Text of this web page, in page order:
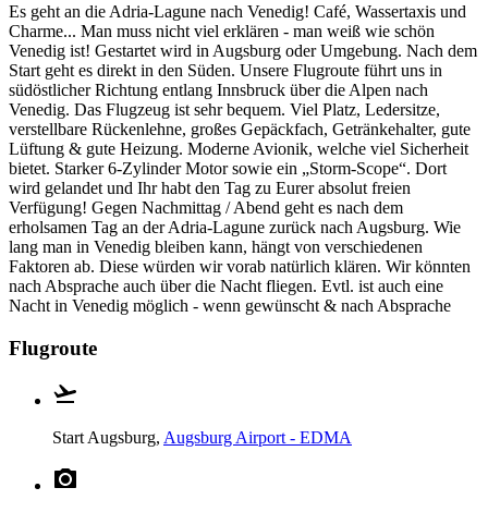
Es geht an die Adria-Lagune nach Venedig! Café, Wassertaxis und
Charme... Man muss nicht viel erklären - man weiß wie schön
Venedig ist! Gestartet wird in Augsburg oder Umgebung. Nach dem
Start geht es direkt in den Süden. Unsere Flugroute führt uns in
südöstlicher Richtung entlang Innsbruck über die Alpen nach
Venedig. Das Flugzeug ist sehr bequem. Viel Platz, Ledersitze,
verstellbare Rückenlehne, großes Gepäckfach, Getränkehalter, gute
Lüftung & gute Heizung. Moderne Avionik, welche viel Sicherheit
bietet. Starker 6-Zylinder Motor sowie ein „Storm-Scope“. Dort
wird gelandet und Ihr habt den Tag zu Eurer absolut freien
Verfügung! Gegen Nachmittag / Abend geht es nach dem
erholsamen Tag an der Adria-Lagune zurück nach Augsburg. Wie
lang man in Venedig bleiben kann, hängt von verschiedenen
Faktoren ab. Diese würden wir vorab natürlich klären. Wir könnten
nach Absprache auch über die Nacht fliegen. Evtl. ist auch eine
Nacht in Venedig möglich - wenn gewünscht & nach Absprache
Flugroute
Start Augsburg, Augsburg Airport - EDMA